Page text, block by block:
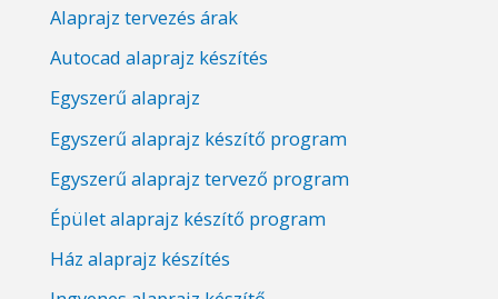
Alaprajz tervezés árak
Autocad alaprajz készítés
Egyszerű alaprajz
Egyszerű alaprajz készítő program
Egyszerű alaprajz tervező program
Épület alaprajz készítő program
Ház alaprajz készítés